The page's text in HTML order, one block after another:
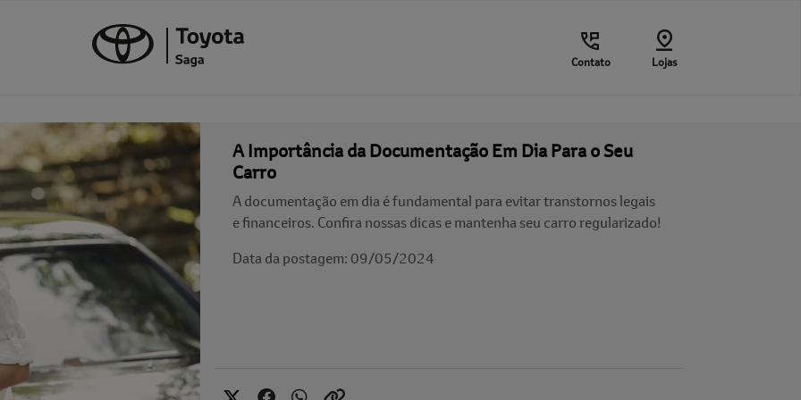
Contato Lojas
A Importância da Documentação Em Dia Para o Seu
Carro
A documentação em dia é fundamental para evitar transtornos legais
e financeiros. Confira nossas dicas e mantenha seu carro regularizado!
Data da postagem: 09/05/2024